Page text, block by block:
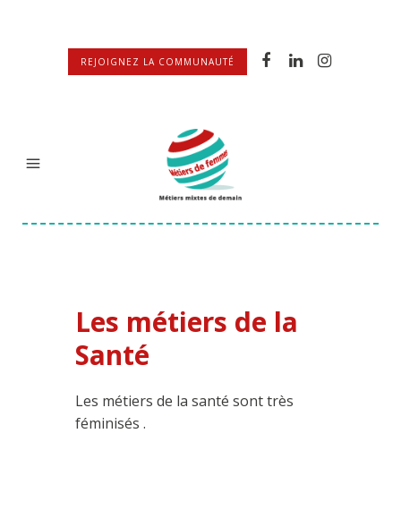
REJOIGNEZ LA COMMUNAUTÉ
Les métiers de la
Santé
Les métiers de la santé sont très
féminisés .